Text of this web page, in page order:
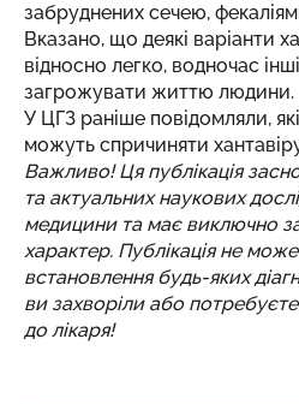
забруднених сечею,
Вказано, що деякі варіанти
відносно легко, водночас
загрожувати життю людини.
У ЦГЗ раніше повідомляли,
можуть спричиняти
Важливо! Ця публікація
та актуальних наукових
медицини та має виключно
характер. Публікація не
встановлення будь-яких
ви захворіли або потребуєте
до лікаря!